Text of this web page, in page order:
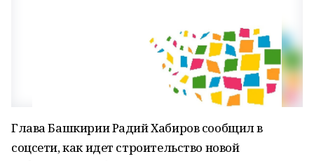
Глава Башкирии Радий Хабиров сообщил в
соцсети, как идет строительство новой